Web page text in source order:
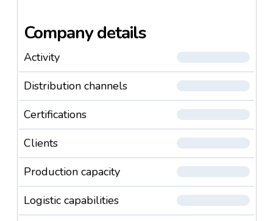
Company details
Activity
Distribution channels
Certifications
Clients
Production capacity
Logistic capabilities